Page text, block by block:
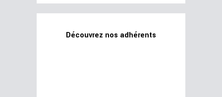
Découvrez nos adhérents